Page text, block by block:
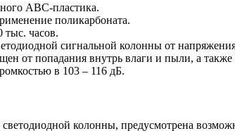
ABC-пластика.
поликарбоната.
тыс. часов.
сигнальной колонны от
от попадания внутрь влаги и пыли, а
в 103 – 116 дБ.
светодиодной колонны, предусмотрена